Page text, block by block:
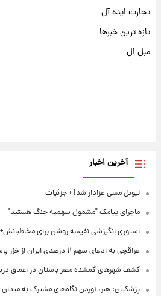
تجارت ایده آل
تازه ترین خبرها
مبل ال
آخرین اخبار
لیونل مسی عزادار شد! + جزئیات
ماجرای پیامک "مشمول سهمیه جنگ هستید"
استوری انگیزشی نفیسه روشن برای
عراقچی به ادعای سهم ۱۱ درصدی ایران از خزر پاسخ داد
کشف شهرهای گمشده مصر باستان در اعماق
پزشکیان: هنر، آوردن نگاه‌های مشترک به